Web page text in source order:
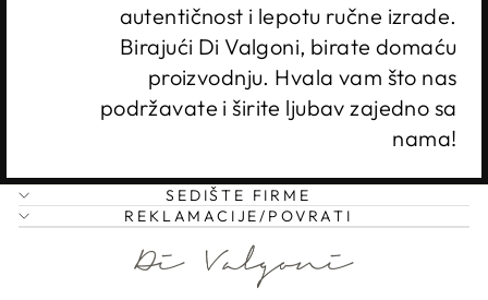
autentičnost i lepotu ručne izrade.
Birajući Di Valgoni, birate domaću
proizvodnju. Hvala vam što nas
podržavate i širite ljubav zajedno sa
nama!
SEDIŠTE FIRME
REKLAMACIJE/POVRATI